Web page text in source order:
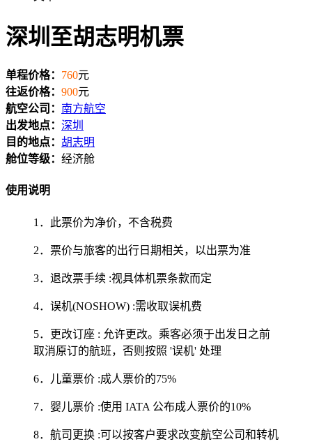
深圳至胡志明机票
单程价格： 760元
往返价格： 900元
航空公司： 南方航空
出发地点： 深圳
目的地点： 胡志明
舱位等级： 经济舱
使用说明
1．此票价为净价，不含税费
2．票价与旅客的出行日期相关，以出票为准
3．退改票手续 :视具体机票条款而定
4．误机(NOSHOW) :需收取误机费
5．更改订座 : 允许更改。乘客必须于出发日之前
取消原订的航班，否则按照 '误机' 处理
6．儿童票价 :成人票价的75%
7．婴儿票价 :使用 IATA 公布成人票价的10%
8．航司更换 :可以按客户要求改变航空公司和转机